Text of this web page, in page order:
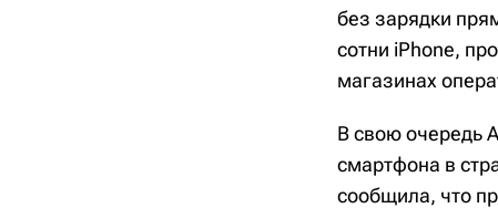
без зарядки
сотни iPhone,
магазинах
В свою очередь
смартфона в
сообщила, что